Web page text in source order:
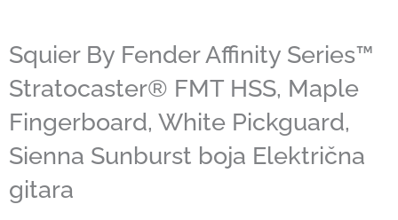
Squier By Fender Affinity Series™
Stratocaster® FMT HSS, Maple
Fingerboard, White Pickguard,
Sienna Sunburst boja Električna
gitara